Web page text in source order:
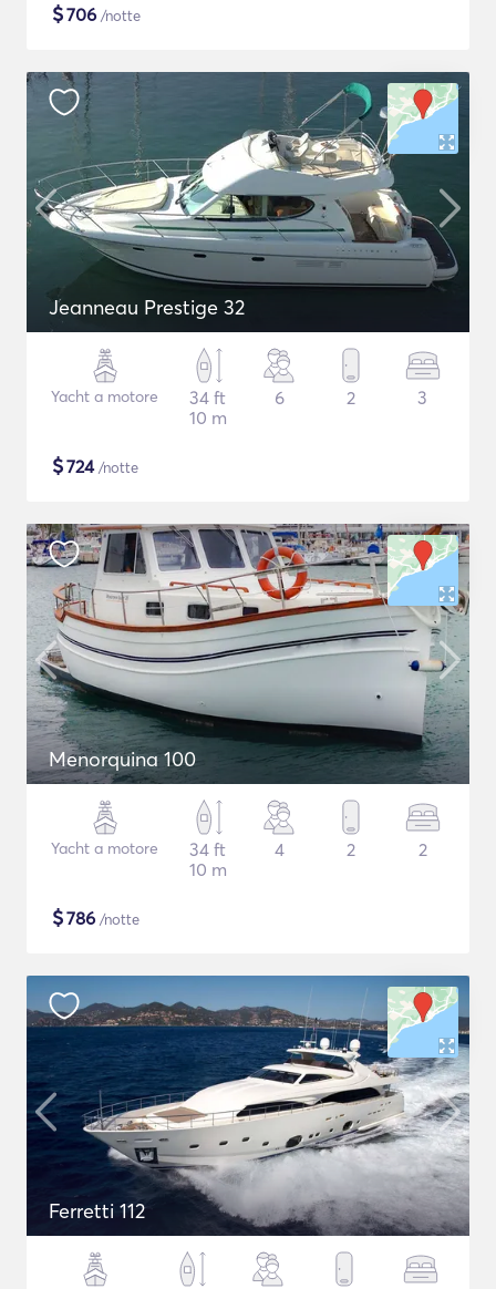
$706 /notte
Jeanneau Prestige 32
Yacht a motore
34 ft
10 m
6 2 3
$724/notte
Menorquina 100
Yacht a motore
34 ft
10 m
4 2 2
$786 /notte
Ferretti 112